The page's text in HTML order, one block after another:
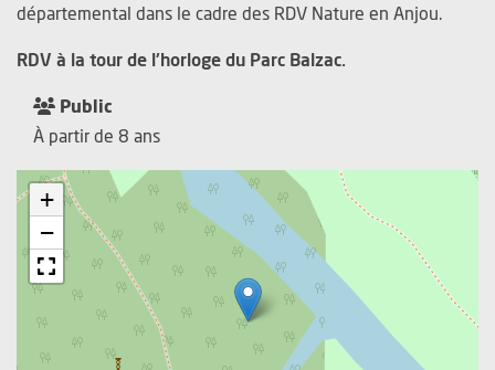
départemental dans le cadre des RDV Nature en Anjou.
RDV à la tour de l'horloge du Parc Balzac.
Public
À partir de 8 ans
+
−